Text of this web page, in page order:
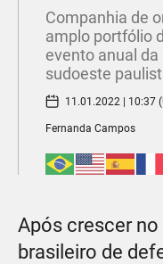
Companhia de
amplo portfólio
evento anual da
sudoeste
11.01.2022 | 10:37
Fernanda Campos
Após crescer
brasileiro de